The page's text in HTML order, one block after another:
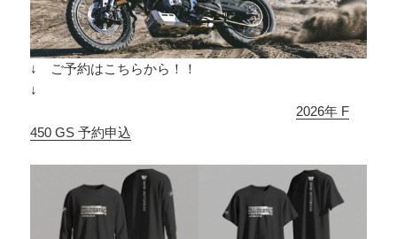
↓ ご予約はこちらから！！
↓
2026年 F
450 GS 予約申込